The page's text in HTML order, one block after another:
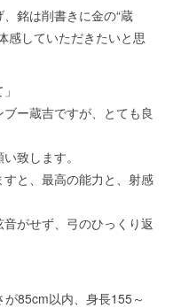
銘は削書きに金の“蔵
感していただきたいと思
ー蔵吉ですが、とても良
致します。
と、最高の能力と、射感
音がせず、弓のひっくり返
85cm以内、身長155～